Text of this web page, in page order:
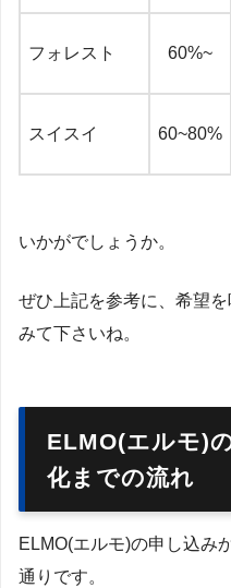
フォレスト 60%~
スイスイ 60~80%
いかがでしょうか。
ぜひ上記を参考に、希望
みて下さいね。
ELMO(エルモ)
化までの流れ
ELMO(エルモ)の申し込み
通りです。